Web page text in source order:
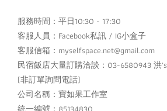
服務時間：平日10:30 - 17:30
客服人員： Facebook私訊 / IG小盒子
客服信箱：myselfspace.net@gmail.com
民宿飯店大量訂購洽談：03-6580943 洪's
(非訂單詢問電話)
公司名稱：寶如果工作室